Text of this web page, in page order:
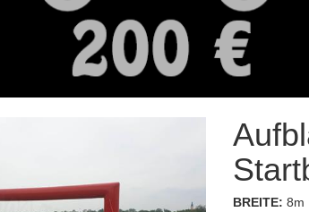
BREITE: 8m